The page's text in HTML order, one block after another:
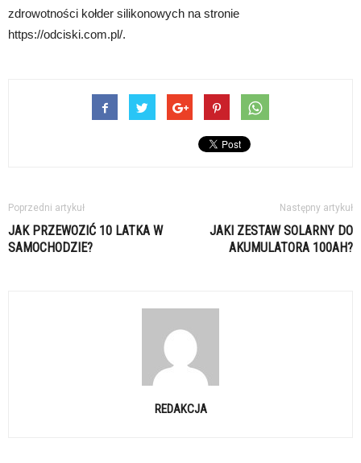
zdrowotności kołder silikonowych na stronie
https://odciski.com.pl/.
Poprzedni artykuł
JAK PRZEWOZIĆ 10 LATKA W
SAMOCHODZIE?
Następny artykuł
JAKI ZESTAW SOLARNY DO
AKUMULATORA 100AH?
REDAKCJA